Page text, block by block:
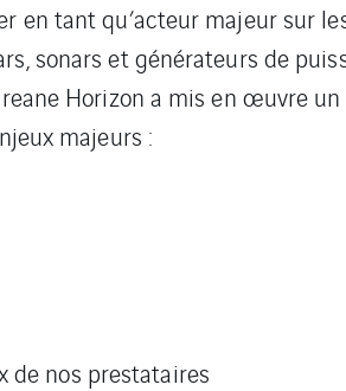
en tant qu’acteur majeur sur
sonars et générateurs de
Horizon a mis en œuvre
majeurs :
de nos prestataires